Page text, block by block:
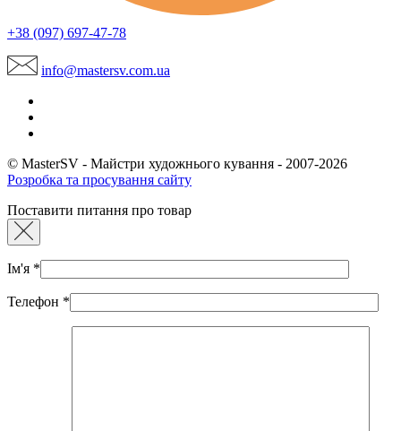
+38 (097) 697-47-78
info@mastersv.com.ua
© MasterSV - Майстри художнього кування - 2007-2026
Розробка та просування сайту
Поставити питання про товар
Ім'я *
Телефон *